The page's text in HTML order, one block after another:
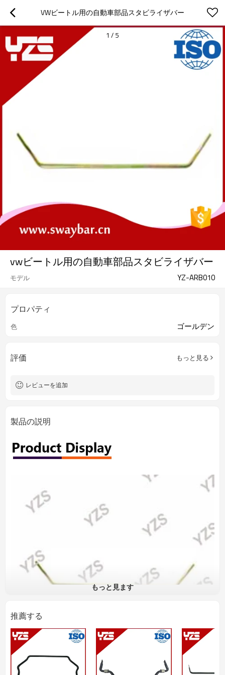
VWビートル用の自動車部品スタビライザバー
1 / 5
vwビートル用の自動車部品スタビライザバー
モデル YZ-ARB010
プロパティ
色 ゴールデン
評価 もっと見る
レビューを追加
製品の説明
もっと見ます
推薦する